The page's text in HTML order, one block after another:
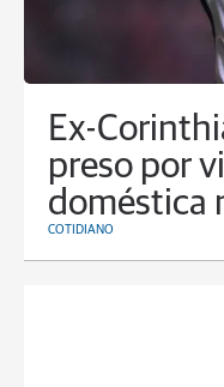
Ex-
preso por
doméstica
COTIDIANO